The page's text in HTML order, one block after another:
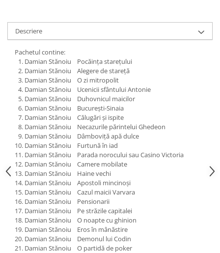
Descriere
Pachetul contine:
Damian Stănoiu Pocăința starețului
Damian Stănoiu Alegere de stareță
Damian Stănoiu O zi mitropolit
Damian Stănoiu Ucenicii sfântului Antonie
Damian Stănoiu Duhovnicul maicilor
Damian Stănoiu Bucureşti-Sinaia
Damian Stănoiu Călugări şi ispite
Damian Stănoiu Necazurile părintelui Ghedeon
Damian Stănoiu Dâmboviţă apă dulce
Damian Stănoiu Furtună în iad
Damian Stănoiu Parada norocului sau Casino Victoria
Damian Stănoiu Camere mobilate
Damian Stănoiu Haine vechi
Damian Stănoiu Apostoli mincinoși
Damian Stănoiu Cazul maicii Varvara
Damian Stănoiu Pensionarii
Damian Stănoiu Pe străzile capitalei
Damian Stănoiu O noapte cu ghinion
Damian Stănoiu Eros în mânăstire
Damian Stănoiu Demonul lui Codin
Damian Stănoiu O partidă de poker